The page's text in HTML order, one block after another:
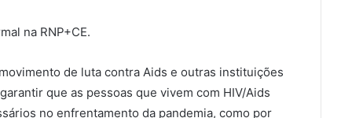
na RNP+CE.
de luta contra Aids e outras instituições
que as pessoas que vivem com HIV/Aids
no enfrentamento da pandemia, como por